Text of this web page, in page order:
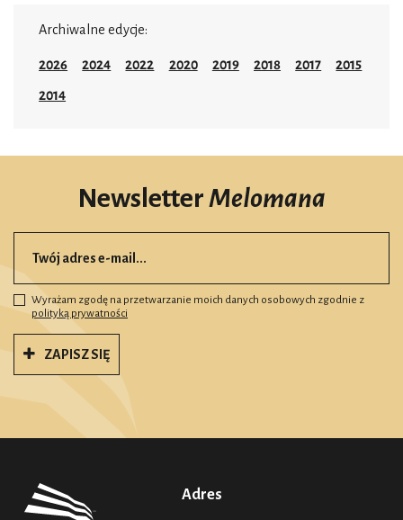
Archiwalne edycje:
2026 2024 2022 2020 2019 2018 2017 2015
2014
NewsletterMelomana
Wyrażam zgodę na przetwarzanie moich danych osobowych zgodnie z
polityką prywatności
ZAPISZ SIĘ
Adres